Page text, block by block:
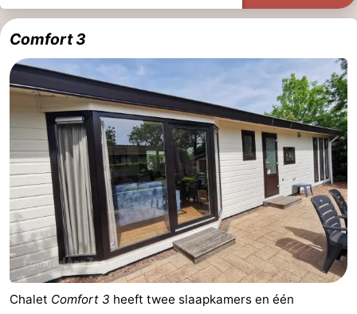
Comfort 3
Chalet Comfort 3 heeft twee slaapkamers en één